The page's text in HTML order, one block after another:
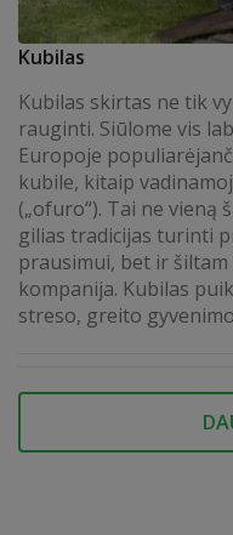
Kubilas
Kubilas skirtas ne tik
rauginti. Siūlome vis
Europoje
kubile, kitaip
(„ofuro“). Tai ne
gilias tradicijas turinti
prausimui, bet ir
kompanija. Kubilas
streso, greito